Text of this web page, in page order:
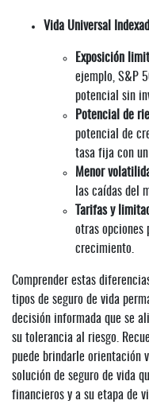
Vida Universal
Exposición
ejemplo, S&P
potencial sin
Potencial de
potencial de
tasa fija con
Menor
las caídas del
Tarifas y
otras opciones
crecimiento.
Comprender estas
tipos de seguro de vida
decisión informada que se
su tolerancia al riesgo.
puede brindarle orientación
solución de seguro de vida
financieros y a su etapa de